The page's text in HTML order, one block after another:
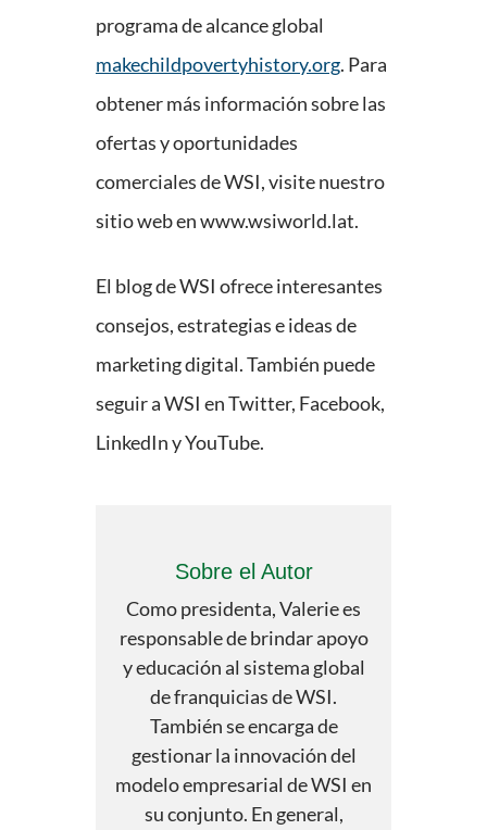
programa de alcance global
makechildpovertyhistory.org. Para
obtener más información sobre las
ofertas y oportunidades
comerciales de WSI, visite nuestro
sitio web en www.wsiworld.lat.
El blog de WSI ofrece interesantes
consejos, estrategias e ideas de
marketing digital. También puede
seguir a WSI en Twitter, Facebook,
LinkedIn y YouTube.
Sobre el Autor
Como presidenta, Valerie es
responsable de brindar apoyo
y educación al sistema global
de franquicias de WSI.
También se encarga de
gestionar la innovación del
modelo empresarial de WSI en
su conjunto. En general,